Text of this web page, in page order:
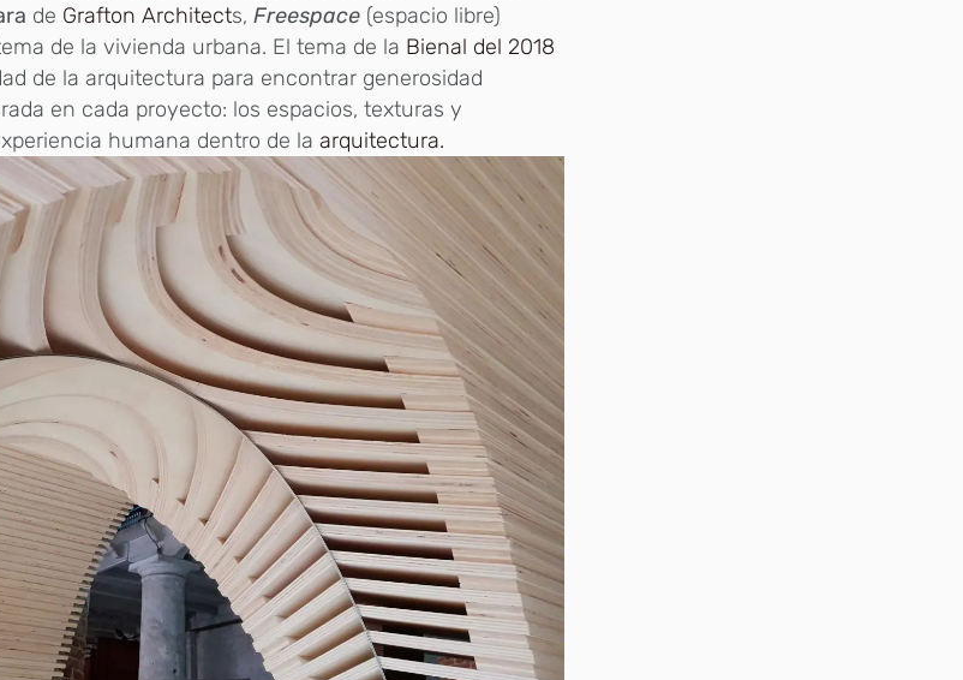
de Grafton Architects,Freespace (espacio libre)
de la vivienda urbana. El tema de la Bienal del 2018
de la arquitectura para encontrar generosidad
en cada proyecto: los espacios, texturas y
humana dentro de laarquitectura.